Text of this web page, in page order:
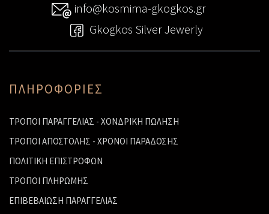
info@kosmima-gkogkos.gr
Gkogkos Silver Jewerly
ΠΛΗΡΟΦΟΡΙΕΣ
ΤΡΟΠΟΙ ΠΑΡΑΓΓΕΛΙΑΣ - ΧΟΝΔΡΙΚΗ ΠΩΛΗΣΗ
ΤΡΟΠΟΙ ΑΠΟΣΤΟΛΗΣ - ΧΡΟΝΟΙ ΠΑΡΑΔΟΣΗΣ
ΠΟΛΙΤΙΚΗ ΕΠΙΣΤΡΟΦΩΝ
ΤΡΟΠΟΙ ΠΛΗΡΩΜΗΣ
ΕΠΙΒΕΒΑΙΩΣΗ ΠΑΡΑΓΓΕΛΙΑΣ